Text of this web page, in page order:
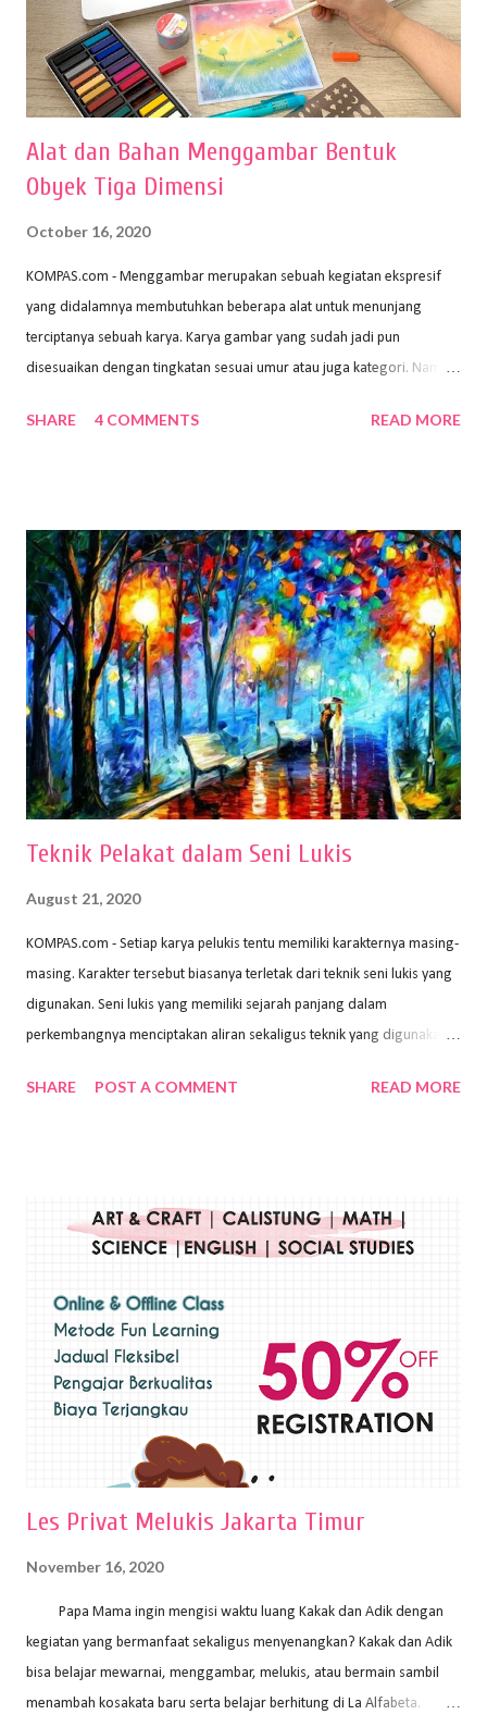
Alat dan Bahan Menggambar Bentuk
Obyek Tiga Dimensi
October 16, 2020
KOMPAS.com - Menggambar merupakan sebuah kegiatan ekspresif
yang didalamnya membutuhkan beberapa alat untuk menunjang
terciptanya sebuah karya. Karya gambar yang sudah jadi pun
disesuaikan dengan tingkatan sesuai umur atau juga kategori. Namun,
sehingga hasilnya bisa dilihat. Peran alat dan bahan sangat
memiliki spesifikasi berbeda sesuai jenisnya. Berikut peralatan
menggambar bentuk: 1. Kertas Gambar Kegiatan menggambar
membutuhkan kertas yang baik agar proses pembuatan gambar lebih
nyaman dan maksimal. Bahan kertas yang baik salah satu syaratnya
adalah tidak mudah sobek, mengingat menggambar merupakan
proses menggores dan menghapus. Kertas adalah bahan yang paling
ideal digunakan untuk menggambar. Dalam menggambar
menggunakan pen...
SHARE 4 COMMENTS READ MORE
Teknik Pelakat dalam Seni Lukis
August 21, 2020
KOMPAS.com - Setiap karya pelukis tentu memiliki karakternya masing-
masing. Karakter tersebut biasanya terletak dari teknik seni lukis yang
digunakan. Seni lukis yang memiliki sejarah panjang dalam
perkembangnya menciptakan aliran sekaligus teknik yang digunakan.
Wayan Kun Adnyana, teknik yang berbeda tentunya akan
menggunakan bahan dasar cat air, cat akrilik, atau cat minyak dengan
sapuan warna cat yang tebal. Dengan memberikan sapuan warna
pelukis untuk menghasilkan lukisan yang mempesona dan tentunya
bernilai tinggi. Ciri teknik plakat Ciri-ciri teknik plakat, yaitu: Sapuan
warna yang kental dan tebal. Hasil lukisan menutupi seluruh bagian
medianya Mem...
SHARE POST A COMMENT READ MORE
Les Privat Melukis Jakarta Timur
November 16, 2020
Papa Mama ingin mengisi waktu luang Kakak dan Adik dengan
kegiatan yang bermanfaat sekaligus menyenangkan? Kakak dan Adik
bisa belajar mewarnai, menggambar, melukis, atau bermain sambil
menambah kosakata baru serta belajar berhitung di La Alfabeta.